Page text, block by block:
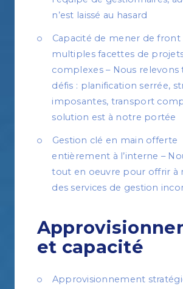
n’est laissé au hasard
Capacité de mener de front
multiples facettes de
complexes – Nous relevons
défis : planification serrée,
imposantes, transport
solution est à notre portée
Gestion clé en main offerte
entièrement à l’interne –
tout en oeuvre pour offrir à
des services de gestion
et capacité
Approvisionnement